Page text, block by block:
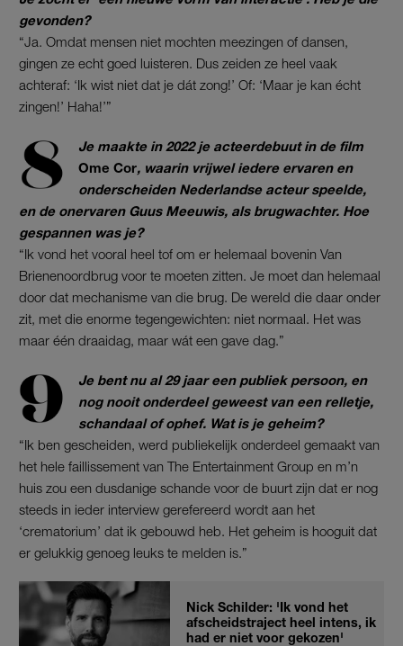
gevonden?
“Ja. Omdat mensen niet mochten meezingen of dansen,
gingen ze echt goed luisteren. Dus zeiden ze heel vaak
achteraf: ‘Ik wist niet dat je dát zong!’ Of: ‘Maar je kan écht
zingen!’ Haha!’”
Je maakte in 2022 je acteerdebuut in de film
Ome Cor, waarin vrijwel iedere ervaren en
onderscheiden Nederlandse acteur speelde,
en de onervaren Guus Meeuwis, als brugwachter. Hoe
gespannen was je?
“Ik vond het vooral heel tof om er helemaal bovenin Van
Brienenoordbrug voor te moeten zitten. Je moet dan helemaal
door dat mechanisme van die brug. De wereld die daar onder
zit, met die enorme tegengewichten: niet normaal. Het was
maar één draaidag, maar wát een gave dag.”
Je bent nu al 29 jaar een publiek persoon, en
nog nooit onderdeel geweest van een relletje,
schandaal of ophef. Wat is je geheim?
“Ik ben gescheiden, werd publiekelijk onderdeel gemaakt van
het hele faillissement van The Entertainment Group en m’n
huis zou een dusdanige schande voor de buurt zijn dat er nog
steeds in ieder interview gerefereerd wordt aan het
‘crematorium’ dat ik gebouwd heb. Het geheim is hooguit dat
er gelukkig genoeg leuks te melden is.”
Nick Schilder: 'Ik vond het
afscheidstraject heel intens, ik
had er niet voor gekozen'